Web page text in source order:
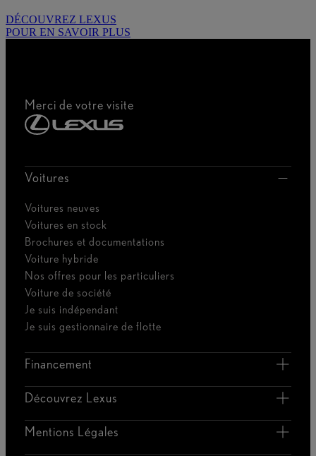
DÉCOUVREZ LEXUS
POUR EN SAVOIR PLUS
Merci de votre visite
Voitures
Voitures neuves
Voitures en stock
Brochures et documentations
Voiture hybride
Nos offres pour les particuliers
Voiture de société
Je suis indépendant
Je suis gestionnaire de flotte
Financement
Découvrez Lexus
Mentions Légales